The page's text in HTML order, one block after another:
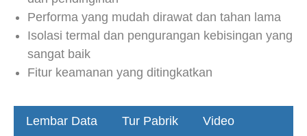
Performa yang mudah dirawat dan tahan lama
Isolasi termal dan pengurangan kebisingan yang
sangat baik
Fitur keamanan yang ditingkatkan
Lembar Data Tur Pabrik Video